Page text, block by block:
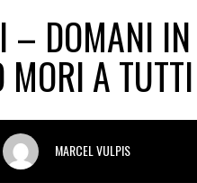
– DOMANI
MORI A
MARCEL VULPIS